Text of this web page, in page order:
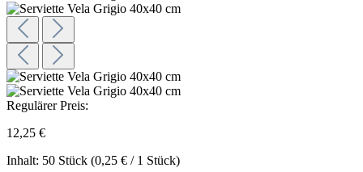
Regulärer Preis:
12,25 €
Inhalt: 50 Stück (0,25 € / 1 Stück)